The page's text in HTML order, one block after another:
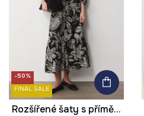
-50%
FINAL SALE
Rozšířené šaty s příměsí lnu